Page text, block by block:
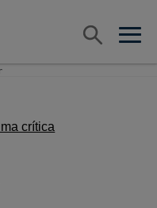
open
open
crítica